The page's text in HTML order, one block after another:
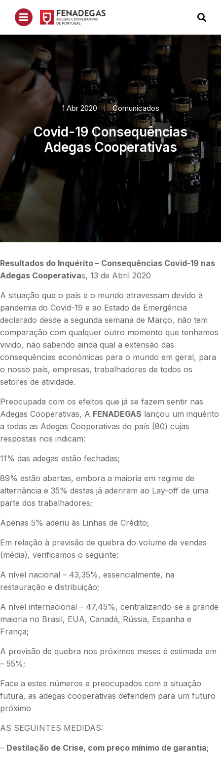
1 Abr 2020 Comunicados
Covid-19 Consequências
Adegas Cooperativas
Resultados do Inquérito – Consequências Covid-19 nas
Adegas Cooperativas, 13 de Abril 2020
A situação que o país e o mundo atravessam devido à
pandemia do Covid-19 e ao Estado de Emergência
declarado desde a segunda semana de Março, não tem
comparação com qualquer outro momento que tenhamos
vivido, não sabendo ainda qual a extensão das
consequências económicas para o mundo em geral, para
o nosso país, empresas, trabalhadores de todos os
setores de atividade.
Preocupada com os efeitos que já se fazem sentir nas
Adegas Cooperativas, A FENADEGAS lançou um inquérito
a todas as Adegas Cooperativas do país (80) cujas
respostas nos indicam:
11% das adegas estão fechadas;
89% estão abertas, embora a maioria em regime de
alternância e 35% destas já aderiram ao Lay-off de uma
parte dos trabalhadores;
Apenas 5% aderiu às Linhas de Crédito;
Em relação à previsão de quebra do volume de vendas
(média), verificamos o seguinte:
A nível nacional – 43,35%, essencialmente, na
restauração e distribuição;
A nível internacional – 47,45%, centralizando-se a grande
maioria no Brasil, EUA, Canadá, Rússia, Espanha e
França;
A previsão de quebra nos próximos meses é estimada em
– 55%;
Face a estes números e preocupados com a situação
futura, as adegas cooperativas defendem para um futuro
próximo
AS SEGUINTES MEDIDAS:
– Destilação de Crise, com preço mínimo de garantia;